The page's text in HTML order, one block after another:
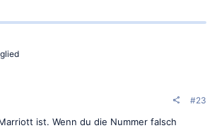
#23
ist. Wenn du die Nummer falsch